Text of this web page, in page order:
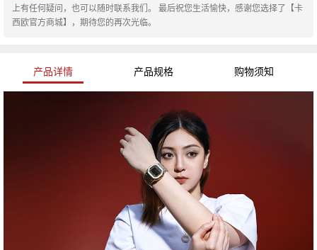
上有任何疑问，也可以随时联系我们。 最后祝您生活愉快，感谢您选择了【卡
西欧官方商城】，期待您的再次光临。
产品详情 产品规格 购物须知